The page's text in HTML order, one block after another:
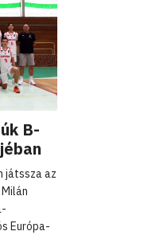
B-
játssza az
Európa-